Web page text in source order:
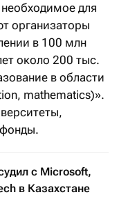
для
организаторы
в 100 млн
около 200 тыс.
в области
mathematics)».
с Microsoft,
в Казахстане